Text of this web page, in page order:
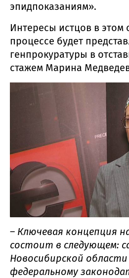
эпидпоказаниям».
Интересы истцов в этом
процессе будет
генпрокуратуры в
стажем Марина
– Ключевая концепция
состоит в следующем:
Новосибирской
федеральному